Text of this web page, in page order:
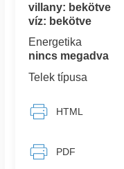
villany: bekötve
víz: bekötve
Energetika
nincs megadva
Telek típusa
HTML
PDF